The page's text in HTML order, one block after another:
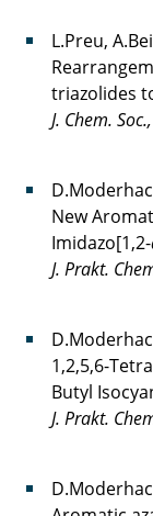
L.Preu,
triazolides
J. Chem.
New
Imidazo[1,2-
J. Prakt.
1,2,5,6-
Butyl
J. Prakt.